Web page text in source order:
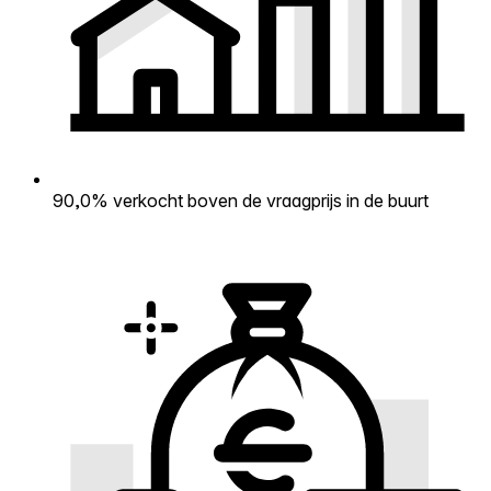
90,0% verkocht boven de vraagprijs in de buurt